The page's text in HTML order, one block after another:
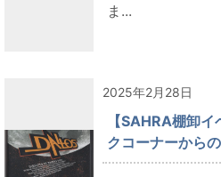
ま...
2025年2月28日
【SAHRA棚卸
クコーナーから